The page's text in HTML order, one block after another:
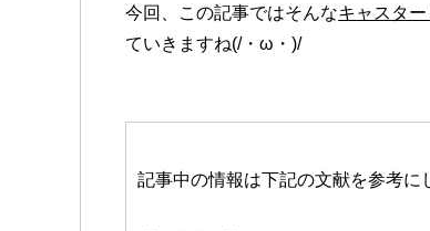
今回、この記事ではそんなキャスタ
ていきますね(/・ω・)/
記事中の情報は下記の文献を参考に